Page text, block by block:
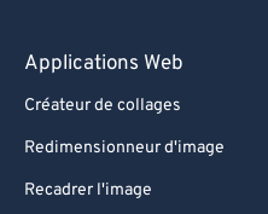
Applications Web
Créateur de collages
Redimensionneur d'image
Recadrer l'image